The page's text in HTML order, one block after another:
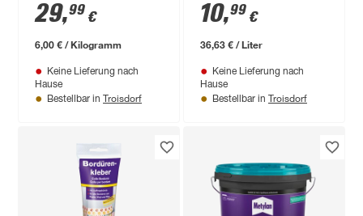
29,99 €
6,00 € / Kilogramm
Keine Lieferung nach
Hause
Bestellbar in Troisdorf
10,99 €
36,63 € / Liter
Keine Lieferung nach
Hause
Bestellbar in Troisdorf